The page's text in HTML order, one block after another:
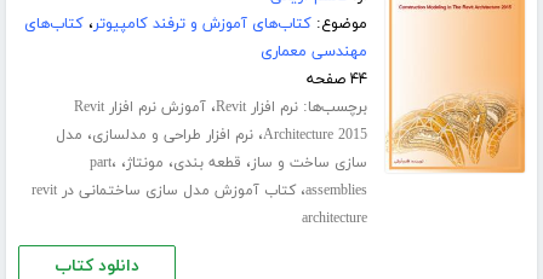
موضوع:کتاب‌های آموزش و ترفند کامپیوتر،کتاب‌های
مهندسی معماری
۴۴ صفحه
برچسب‌ها:نرم افزار Revit ،
آموزش نرم افزار Revit
Architecture 2015،نرم افزار طراحی و مدلسازی، مدل
سازی ساخت و ساز، قطعه بندی، مونتاژ، part،
assemblies،
کتاب آموزش مدل سازی ساختمانی در revit
architecture
دانلود کتاب